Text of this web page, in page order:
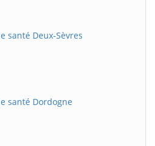
santé Deux-Sèvres
santé Dordogne